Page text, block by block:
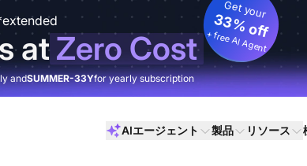
atZero Cost
Get your
33% off
+ free AI Agent
andSUMMER-33Yfor yearly subscription
AIエージェント 製品 リソース